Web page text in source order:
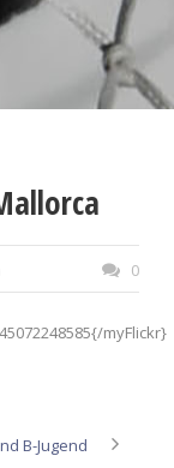
0
myFlickr}
B-Jugend